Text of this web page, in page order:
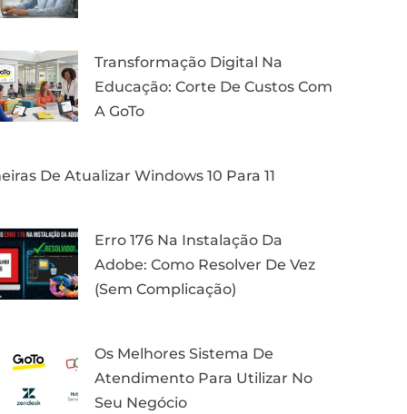
Transformação Digital Na
Educação: Corte De Custos Com
A GoTo
De Atualizar Windows 10 Para 11
Erro 176 Na Instalação Da
Adobe: Como Resolver De Vez
(Sem Complicação)
Os Melhores Sistema De
Atendimento Para Utilizar No
Seu Negócio